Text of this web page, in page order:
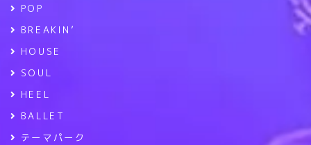
POP
BREAKIN’
HOUSE
SOUL
HEEL
BALLET
テーマパーク